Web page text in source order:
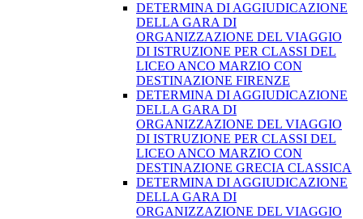
DETERMINA DI AGGIUDICAZIONE
DELLA GARA DI
ORGANIZZAZIONE DEL VIAGGIO
DI ISTRUZIONE PER CLASSI DEL
LICEO ANCO MARZIO CON
DESTINAZIONE FIRENZE
DETERMINA DI AGGIUDICAZIONE
DELLA GARA DI
ORGANIZZAZIONE DEL VIAGGIO
DI ISTRUZIONE PER CLASSI DEL
LICEO ANCO MARZIO CON
DESTINAZIONE GRECIA CLASSICA
DETERMINA DI AGGIUDICAZIONE
DELLA GARA DI
ORGANIZZAZIONE DEL VIAGGIO